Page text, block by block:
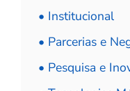
• Institucional
• Parcerias e
• Pesquisa e